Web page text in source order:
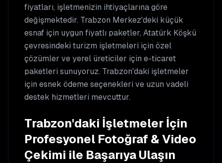
fiyatları, işletmenizin ihtiyaçlarına göre
değişmektedir. Trabzon Merkez'deki küçük
esnaf için uygun fiyatlı paketler, Atatürk Köşkü
çevresindeki turizm işletmeleri için özel
çözümler ve yerel üreticiler için e-ticaret
paketleri sunuyoruz. Trabzon'daki işletmeler
için esnek ödeme seçenekleri ve uzun vadeli
destek hizmetleri mevcuttur.
Trabzon'daki İşletmeler İçin
Profesyonel Fotoğraf & Video
Çekimi ile Başarıya Ulaşın